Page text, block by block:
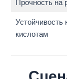
Прочность на
кислотам